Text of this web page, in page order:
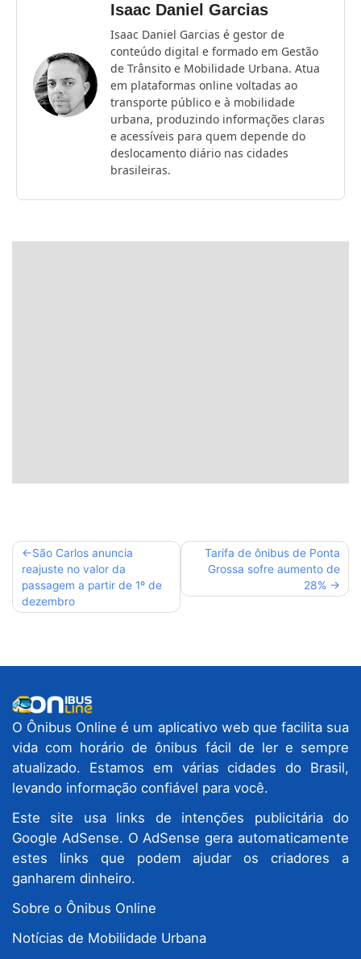
Isaac Daniel Garcias
Isaac Daniel Garcias é gestor de
conteúdo digital e formado em Gestão
de Trânsito e Mobilidade Urbana. Atua
em plataformas online voltadas ao
transporte público e à mobilidade
urbana, produzindo informações claras
e acessíveis para quem depende do
deslocamento diário nas cidades
brasileiras.
Navegação
de
Post
São Carlos anuncia
reajuste no valor da
passagem a partir de 1º de
dezembro
Tarifa de ônibus de Ponta
Grossa sofre aumento de
28%
O Ônibus Online é um aplicativo web que facilita sua
vida com horário de ônibus fácil de ler e sempre
atualizado. Estamos em várias cidades do Brasil,
levando informação confiável para você.
Este site usa links de intenções publicitária do
Google AdSense. O AdSense gera automaticamente
estes links que podem ajudar os criadores a
ganharem dinheiro.
Sobre o Ônibus Online
Notícias de Mobilidade Urbana